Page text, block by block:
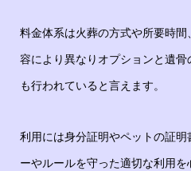
料金体系は火葬の方式や所要時
容により異なりオプションと遺
も行われていると言えます。
利用には身分証明やペットの証
ーやルールを守った適切な利用